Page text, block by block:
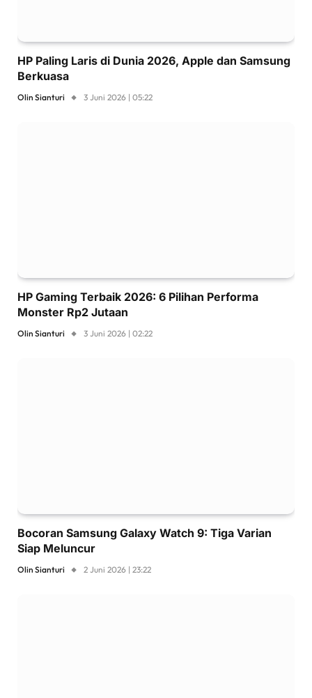
HP Paling Laris di Dunia 2026, Apple dan Samsung
Berkuasa
Olin Sianturi 3 Juni 2026 | 05:22
HP Gaming Terbaik 2026: 6 Pilihan Performa
Monster Rp2 Jutaan
Olin Sianturi 3 Juni 2026 | 02:22
Bocoran Samsung Galaxy Watch 9: Tiga Varian
Siap Meluncur
Olin Sianturi 2 Juni 2026 | 23:22